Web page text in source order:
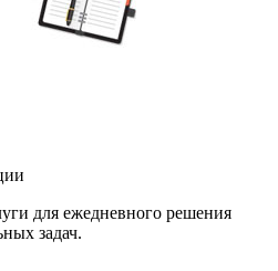
для ежедневного решения
задач.